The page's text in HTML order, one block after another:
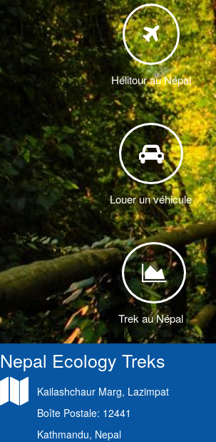
Hélitour au Népal
Louer un véhicule
<
Trek au Népal
Nepal Ecology Treks
Kailashchaur Marg, Lazimpat
Boîte Postale: 12441
Kathmandu, Nepal